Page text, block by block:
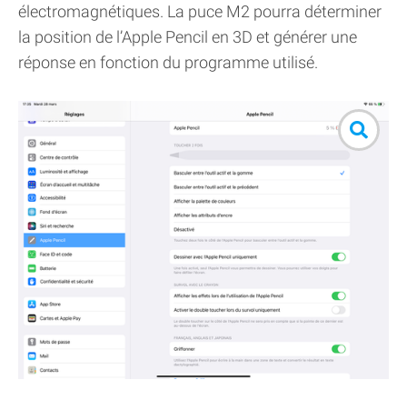
électromagnétiques. La puce M2 pourra déterminer
la position de l’Apple Pencil en 3D et générer une
réponse en fonction du programme utilisé.